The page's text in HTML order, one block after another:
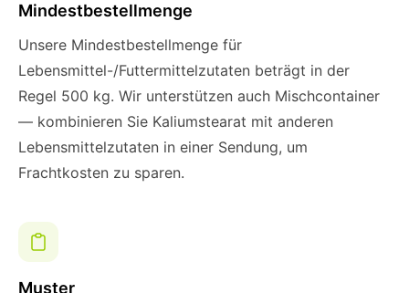
Mindestbestellmenge
Unsere Mindestbestellmenge für
Lebensmittel-/Futtermittelzutaten beträgt in der
Regel 500 kg. Wir unterstützen auch Mischcontainer
— kombinieren Sie Kaliumstearat mit anderen
Lebensmittelzutaten in einer Sendung, um
Frachtkosten zu sparen.
Muster